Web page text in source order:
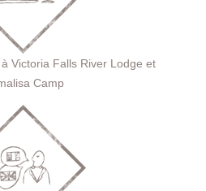
Victoria Falls River Lodge et
Camp